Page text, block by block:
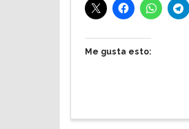
Me gusta esto: